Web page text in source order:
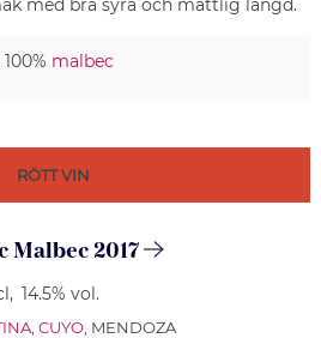
100% malbec
RÖTT VIN
Malbec 2017
, 14.5% vol.
, CUYO, MENDOZA